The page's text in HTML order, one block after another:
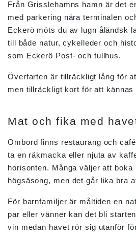
Från Grisslehamns hamn är det
med parkering nära terminalen
Eckerö möts du av lugn åländsk
till både natur, cykelleder och
som Eckerö Post- och tullhus.
Överfarten är tillräckligt lång för
men tillräckligt kort för att kännas
Mat och fika med
Ombord finns restaurang och
ta en räkmacka eller njuta av
horisonten. Många väljer att boka
högsäsong, men det går lika bra
För barnfamiljer är måltiden en
par eller vänner kan det bli
vin medan havet rör sig utanför